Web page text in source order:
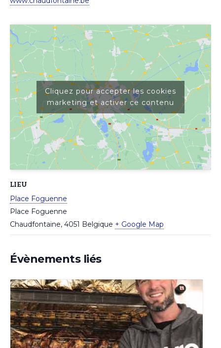
LIEU
Place Foguenne
Place Foguenne
Chaudfontaine, 4051 Belgique + Google Map
Cliquez pour accepter les cookies
marketing et activer ce contenu
Évènements liés